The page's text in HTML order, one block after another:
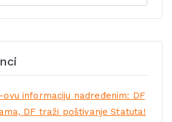
ovu informaciju nadređenim: DF
DF traži poštivanje Statuta!